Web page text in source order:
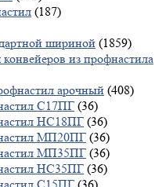
(187)
шириной (1859)
из профнастила
арочный (408)
С17ПГ (36)
НС18ПГ (36)
МП20ПГ (36)
МП35ПГ (36)
НС35ПГ (36)